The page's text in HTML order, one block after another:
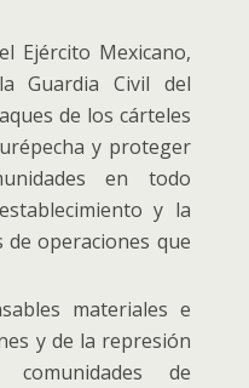
Ejército Mexicano,
Guardia Civil del
de los cárteles
y proteger
en todo
y la
de operaciones que
materiales e
y de la represión
de